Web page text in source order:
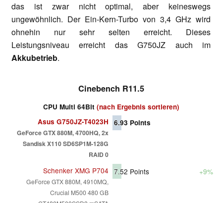
das ist zwar nicht optimal, aber keineswegs
ungewöhnlich. Der Ein-Kern-Turbo von 3,4 GHz wird
ohnehin nur sehr selten erreicht. Dieses
Leistungsniveau erreicht das G750JZ auch im
Akkubetrieb.
Cinebench R11.5
CPU Multi 64Bit (nach Ergebnis sortieren)
Asus G750JZ-T4023H
GeForce GTX 880M, 4700HQ, 2x
Sandisk X110 SD6SP1M-128G
RAID 0
6.93 Points
Schenker XMG P704
GeForce GTX 880M, 4910MQ,
Crucial M500 480 GB
7.52 Points +9%